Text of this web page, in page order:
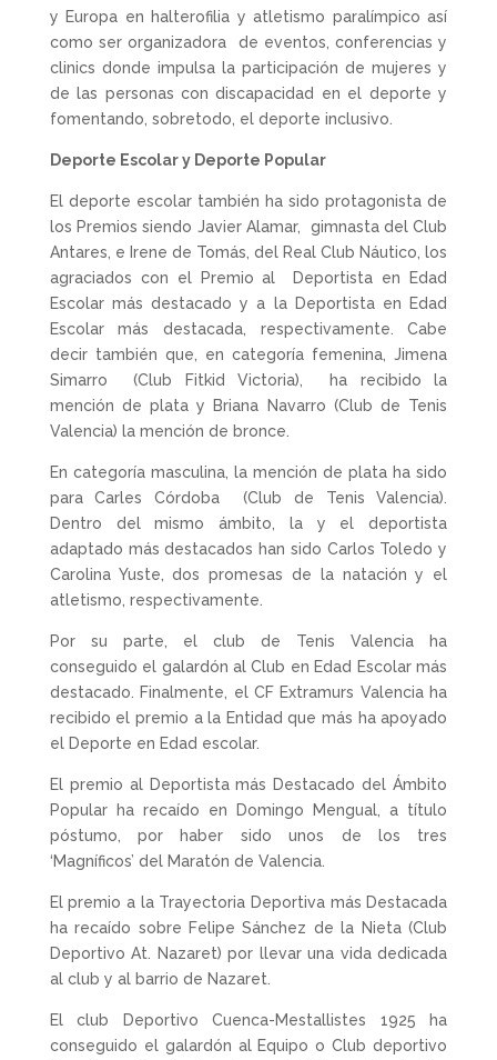
y Europa en halterofilia y atletismo paralímpico así
como ser organizadora de eventos, conferencias y
clinics donde impulsa la participación de mujeres y
de las personas con discapacidad en el deporte y
fomentando, sobretodo, el deporte inclusivo.
Deporte Escolar y Deporte Popular
El deporte escolar también ha sido protagonista de
los Premios siendo Javier Alamar, gimnasta del Club
Antares, e Irene de Tomás, del Real Club Náutico, los
agraciados con el Premio al Deportista en Edad
Escolar más destacado y a la Deportista en Edad
Escolar más destacada, respectivamente. Cabe
decir también que, en categoría femenina, Jimena
Simarro (Club Fitkid Victoria), ha recibido la
mención de plata y Briana Navarro (Club de Tenis
Valencia) la mención de bronce.
En categoría masculina, la mención de plata ha sido
para Carles Córdoba (Club de Tenis Valencia).
Dentro del mismo ámbito, la y el deportista
adaptado más destacados han sido Carlos Toledo y
Carolina Yuste, dos promesas de la natación y el
atletismo, respectivamente.
Por su parte, el club de Tenis Valencia ha
conseguido el galardón al Club en Edad Escolar más
destacado. Finalmente, el CF Extramurs Valencia ha
recibido el premio a la Entidad que más ha apoyado
el Deporte en Edad escolar.
El premio al Deportista más Destacado del Ámbito
Popular ha recaído en Domingo Mengual, a título
póstumo, por haber sido unos de los tres
‘Magníficos’ del Maratón de Valencia.
El premio a la Trayectoria Deportiva más Destacada
ha recaído sobre Felipe Sánchez de la Nieta (Club
Deportivo At. Nazaret) por llevar una vida dedicada
al club y al barrio de Nazaret.
El club Deportivo Cuenca-Mestallistes 1925 ha
conseguido el galardón al Equipo o Club deportivo